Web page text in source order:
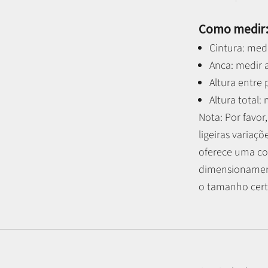
Como
Cintura:
Anca: medir
Altura entre
Altura total:
Nota: Por
ligeiras
oferece uma
o tamanho